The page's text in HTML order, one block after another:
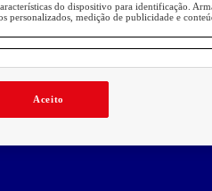
do dispositivo para identificação.
personalizados, medição de publicidade e
Aceito